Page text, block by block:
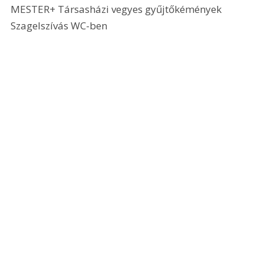
MESTER+ Társasházi vegyes gyűjtőkémények
Szagelszívás WC-ben